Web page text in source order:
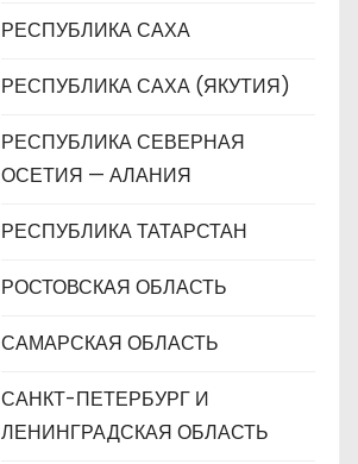
РЕСПУБЛИКА САХА
РЕСПУБЛИКА САХА (ЯКУТИЯ)
РЕСПУБЛИКА СЕВЕРНАЯ
ОСЕТИЯ — АЛАНИЯ
РЕСПУБЛИКА ТАТАРСТАН
РОСТОВСКАЯ ОБЛАСТЬ
САМАРСКАЯ ОБЛАСТЬ
САНКТ-ПЕТЕРБУРГ И
ЛЕНИНГРАДСКАЯ ОБЛАСТЬ